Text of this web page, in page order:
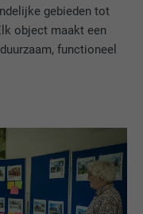
gebieden tot
object maakt een
functioneel